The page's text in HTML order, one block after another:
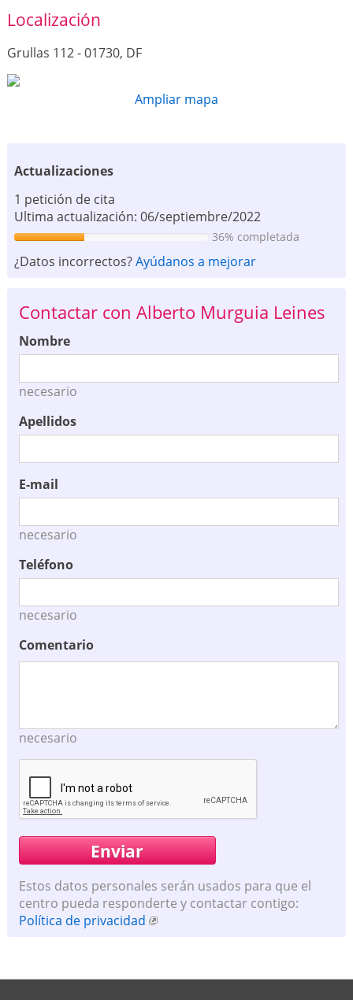
Localización
Grullas 112 - 01730, DF
Ampliar mapa
Actualizaciones
1 petición de cita
Ultima actualización: 06/septiembre/2022
36% completada
¿Datos incorrectos?Ayúdanos a mejorar
Contactar con Alberto Murguia Leines
Nombre
necesario
Apellidos
E-mail
necesario
Teléfono
necesario
Comentario
necesario
Estos datos personales serán usados para que el
centro pueda responderte y contactar contigo:
Política de privacidad